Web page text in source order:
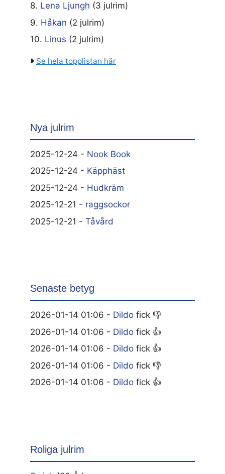
8. Lena Ljungh (3 julrim)
9. Håkan (2 julrim)
10. Linus (2 julrim)
Se hela topplistan här
Nya julrim
2025-12-24 - Nook Book
2025-12-24 - Käpphäst
2025-12-24 - Hudkräm
2025-12-21 - raggsockor
2025-12-21 - Tåvård
Senaste betyg
2026-01-14 01:06 - Dildo fick 👎
2026-01-14 01:06 - Dildo fick 👍
2026-01-14 01:06 - Dildo fick 👍
2026-01-14 01:06 - Dildo fick 👎
2026-01-14 01:06 - Dildo fick 👍
Roliga julrim